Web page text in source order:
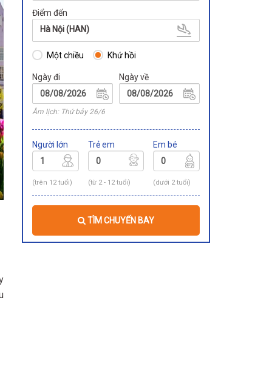
Điểm đến
Hà Nội (HAN)
Một chiều Khứ hồi
Ngày đi
Âm lịch: Thứ bảy 26/6
Ngày về
Người lớn
(trên 12 tuổi)
Trẻ em
(từ 2 - 12 tuổi)
Em bé
(dưới 2 tuổi)
TÌM CHUYẾN BAY